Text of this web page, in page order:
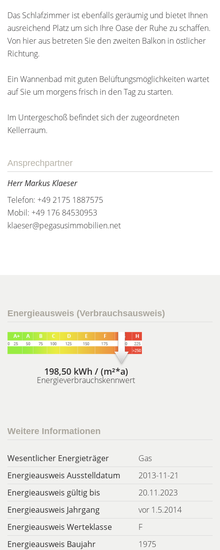
Das Schlafzimmer ist ebenfalls geräumig und bietet Ihnen
ausreichend Platz um sich Ihre Oase der Ruhe zu schaffen.
Von hier aus betreten Sie den zweiten Balkon in östlicher
Richtung.
Ein Wannenbad mit guten Belüftungsmöglichkeiten wartet
auf Sie um morgens frisch in den Tag zu starten.
Im Untergeschoß befindet sich der zugeordneten
Kellerraum.
Ansprechpartner
Herr Markus Klaeser
Telefon: +49 2175 1887575
Mobil: +49 176 84530953
klaeser@pegasusimmobilien.net
Energieausweis (Verbrauchsausweis)
198,50 kWh / (m²*a)
Energieverbrauchskennwert
Weitere Informationen
Wesentlicher Energieträger
Gas
Energieausweis Ausstelldatum
2013-11-21
Energieausweis gültig bis
20.11.2023
Energieausweis Jahrgang
vor 1.5.2014
Energieausweis Werteklasse
F
Energieausweis Baujahr
1975